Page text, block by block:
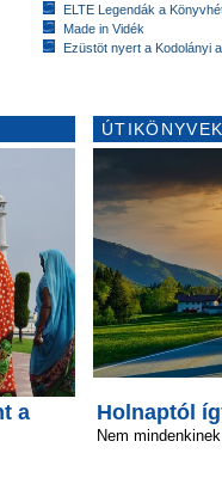
ELTE Legendák a
Made in Vidék
Ezüstöt nyert a Kodolányi
a
Holnaptól
Nem